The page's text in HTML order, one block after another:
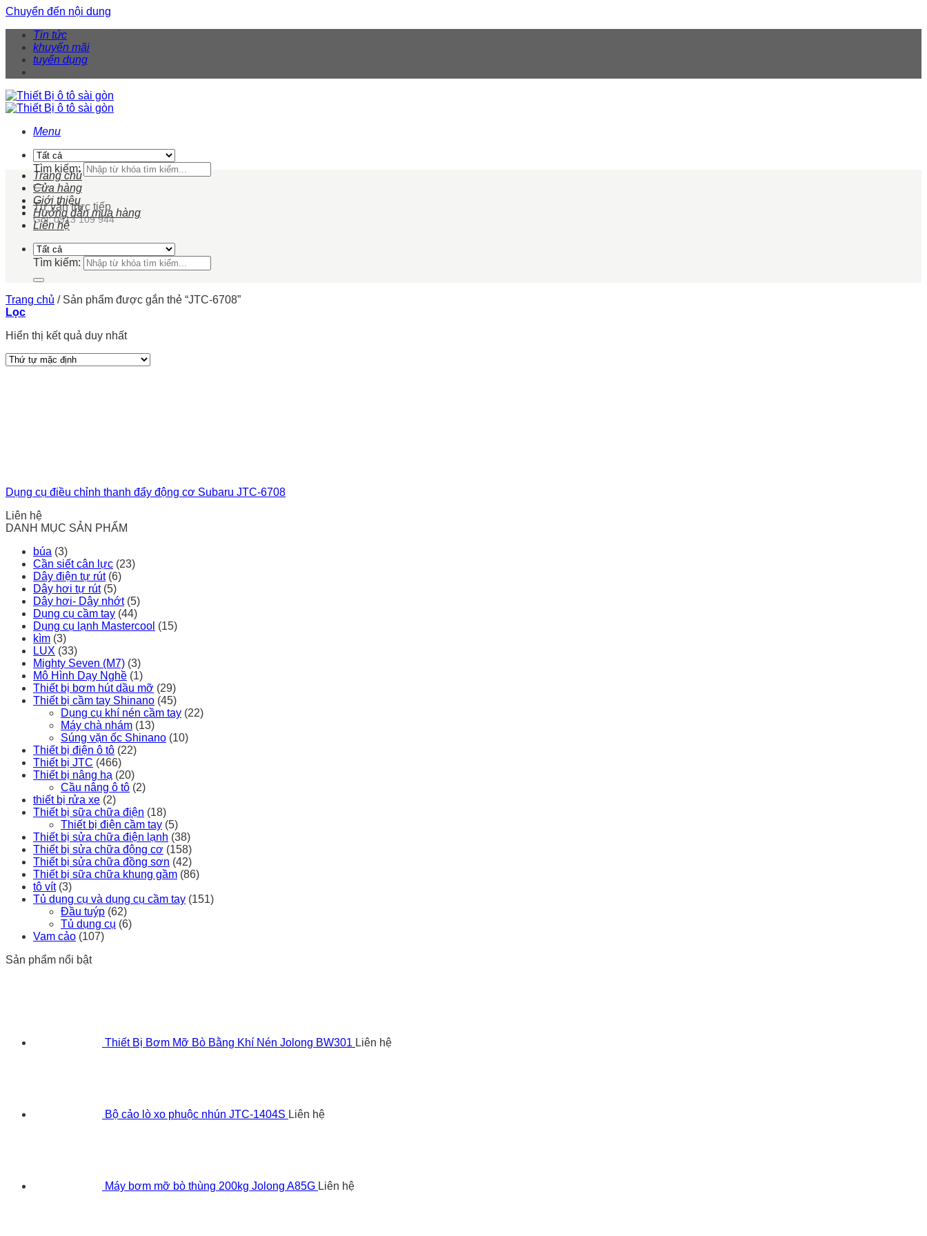
Chuyển đến nội dung
Tin tức
khuyến mãi
tuyển dụng
Menu
Tìm kiếm:
Tư vấn trực tiếp
Gọi: 0913 109 944
Trang chủ
Cửa hàng
Giới thiệu
Hướng dẫn mua hàng
Liên hệ
Tìm kiếm:
Trang chủ /Sản phẩm được gắn thẻ “JTC-6708”
Lọc
Hiển thị kết quả duy nhất
Dụng cụ điều chỉnh thanh đẩy động cơ Subaru JTC-6708
Liên hệ
DANH MỤC SẢN PHẨM
búa (3)
Cần siết cân lực (23)
Dây điện tự rút (6)
Dây hơi tự rút (5)
Dây hơi- Dây nhớt (5)
Dụng cụ cầm tay (44)
Dụng cụ lạnh Mastercool (15)
kìm (3)
LUX (33)
Mighty Seven (M7) (3)
Mô Hình Dạy Nghề (1)
Thiết bị bơm hút dầu mỡ (29)
Thiết bị cầm tay Shinano (45)
Dụng cụ khí nén cầm tay (22)
Máy chà nhám (13)
Súng vặn ốc Shinano (10)
Thiết bị điện ô tô (22)
Thiết bị JTC (466)
Thiết bị nâng hạ (20)
Cầu nâng ô tô (2)
thiết bị rửa xe (2)
Thiết bị sữa chữa điện (18)
Thiết bị điện cầm tay (5)
Thiết bị sửa chữa điện lạnh (38)
Thiết bị sửa chữa động cơ (158)
Thiết bị sửa chữa đồng sơn (42)
Thiết bị sữa chữa khung gầm (86)
tô vít (3)
Tủ dụng cụ và dụng cụ cầm tay (151)
Đầu tuýp (62)
Tủ dụng cụ (6)
Vam cảo (107)
Sản phẩm nổi bật
Thiết Bị Bơm Mỡ Bò Bằng Khí Nén Jolong BW301 Liên hệ
Bộ cảo lò xo phuộc nhún JTC-1404S Liên hệ
Máy bơm mỡ bò thùng 200kg Jolong A85G Liên hệ